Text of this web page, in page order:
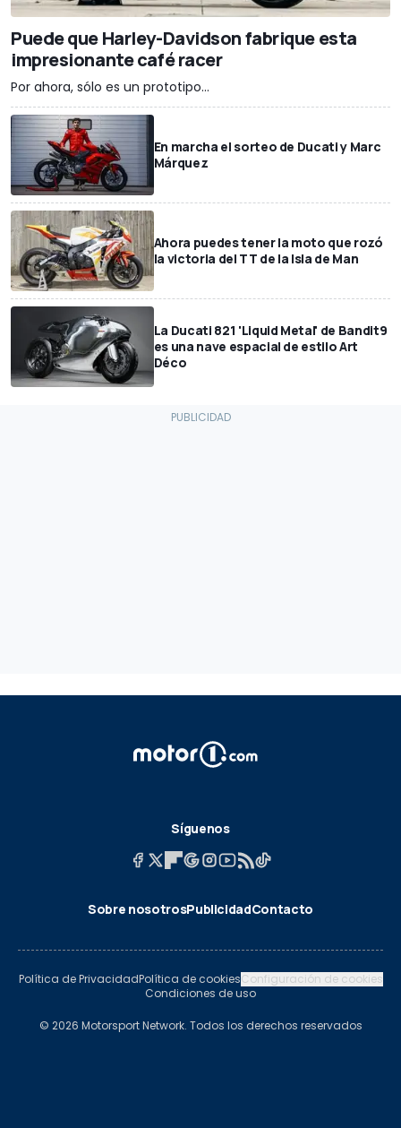
Puede que Harley-Davidson fabrique esta
impresionante café racer
Por ahora, sólo es un prototipo...
En marcha el sorteo de Ducati y Marc
Márquez
Ahora puedes tener la moto que rozó
la victoria del TT de la Isla de Man
La Ducati 821 'Liquid Metal' de Bandit9
es una nave espacial de estilo Art
Déco
Síguenos
Sobre nosotrosPublicidadContacto
Política de PrivacidadPolítica de cookiesConfiguración de cookies
Condiciones de uso
© 2026 Motorsport Network. Todos los derechos reservados